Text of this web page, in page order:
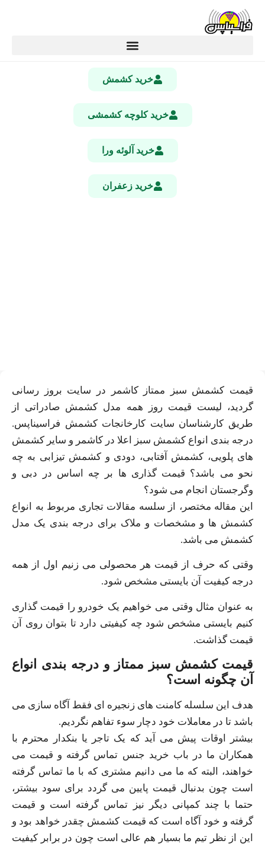
خرید کشمش
خرید کلوچه کشمشی
خرید آلوئه ورا
خرید زعفران
قیمت کشمش سبز ممتاز کاشمر در سایت بروز رسانی
گردید، لیست قیمت روز همه مدل کشمش صادراتی از
طریق کارشناسان سایت کارخانجات کشمش فراسیناپس.
درجه بندی انواع کشمش سبز اعلا در کاشمر و سایر کشمش
های پلویی، کشمش آفتابی، دودی و کشمش تیزابی به چه
نحو می باشد؟ قیمت گذاری ها بر چه اساس در دبی و
وگرجستان انجام می شود؟
این مقاله مختصر، از سلسه مقالات تجاری مربوط به انواع
کشمش ها و مشخصات و ملاک برای درجه بندی یک مدل
کشمش می باشد.
وقتی که حرف از قیمت هر محصولی می زنیم اول از همه
درجه کیفیت آن بایستی مشخص شود.
به عنوان مثال وقتی می خواهیم یک خودرو را قیمت گذاری
کنیم بایستی مشخص شود چه کیفیتی دارد تا بتوان روی آن
قیمت گذاشت.
قیمت کشمش سبز ممتاز و درجه بندی انواع
آن چگونه است؟
هدف این سلسله کامنت های زنجیره ای فقط آگاه سازی می
باشد تا در معاملات خود دچار سوء تفاهم نگردیم.
بیشتر اوقات پیش می آید که یک تاجر یا بنکدار محترم با
همکاران ما در باب خرید جنس تماس گرفته و قیمت می
خواهند، البته که ما می دانیم مشتری که با ما تماس گرفته
است چون بدنبال قیمت پایین می گردد برای سود بیشتر،
حتما با چند کمپانی دیگر نیز تماس گرفته است و قیمت
گرفته و خود آگاه است که قیمت کشمش چقدر خواهد بود و
این از نظر تیم ما بسیار هم عالی است چون در برابر کیفیت